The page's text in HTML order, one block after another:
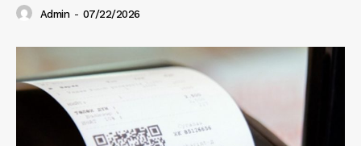
Admin - 07/22/2026